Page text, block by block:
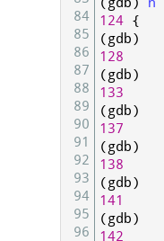
84
85
86
87
88
89
90
91
92
93
94
95
96
124 {
(gdb)
128
(gdb)
133
(gdb)
137
(gdb)
138
(gdb)
141
(gdb)
142